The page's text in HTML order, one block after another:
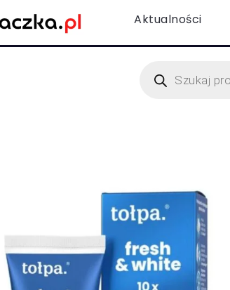
Aktualności